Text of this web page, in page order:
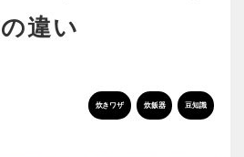
の違い
炊きワザ 炊飯器 豆知識